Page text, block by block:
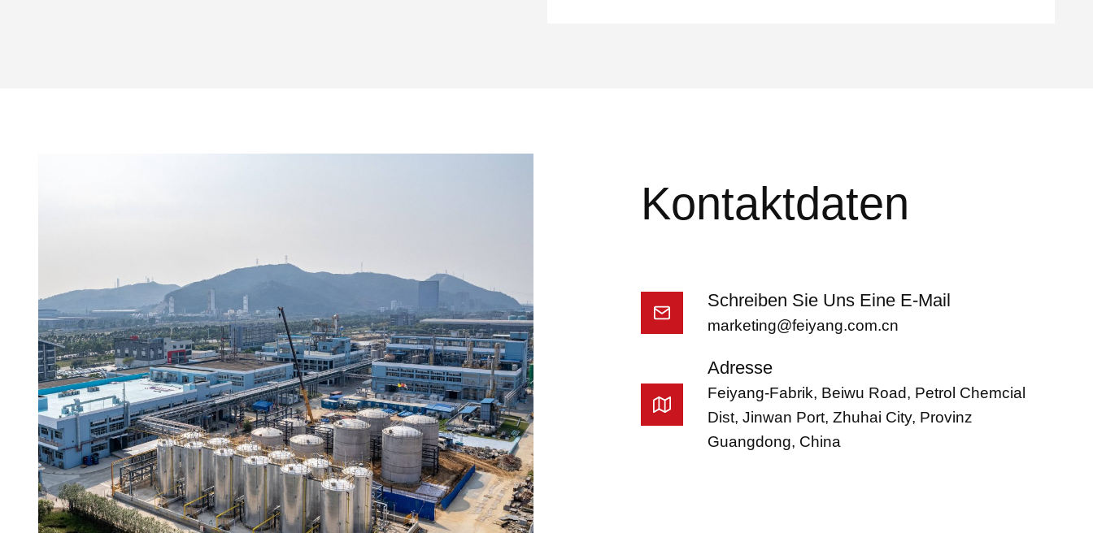
Kontaktdaten
Schreiben Sie Uns Eine E-Mail
marketing@feiyang.com.cn
Adresse
Feiyang-Fabrik, Beiwu Road, Petrol Chemcial
Dist, Jinwan Port, Zhuhai City, Provinz
Guangdong, China